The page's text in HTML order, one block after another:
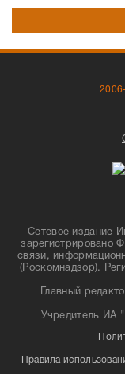
Сетевое издание
зарегистрировано
связи,
(Роскомнадзор).
Главный
Учредитель
Правила